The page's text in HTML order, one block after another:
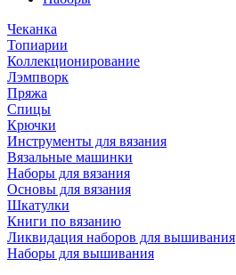
Чеканка
Топиарии
Коллекционирование
Лэмпворк
Пряжа
Спицы
Крючки
Инструменты для вязания
Вязальные машинки
Наборы для вязания
Основы для вязания
Шкатулки
Книги по вязанию
Ликвидация наборов для вышивания
Наборы для вышивания